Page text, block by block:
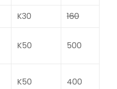
K30 160
K50 500
K50 400